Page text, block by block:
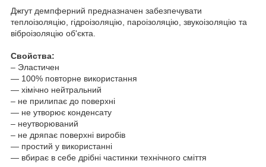
Джгут демпферний предназначен забезпечувати
теплоізоляцію, гідроізоляцію, пароізоляцію, звукоізоляцію та
віброізоляцію об'єкта.
Свойства:
– Эластичен
— 100% повторне використання
— хімічно нейтральний
– не прилипає до поверхні
— не утворює конденсату
– неутворюваний
– не дряпає поверхні виробів
— простий у використанні
— вбирає в себе дрібні частинки технічного сміття